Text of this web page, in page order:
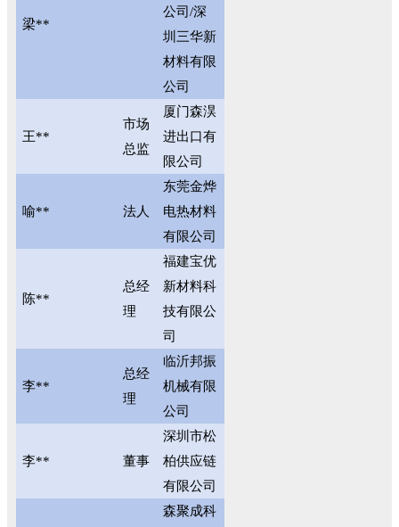
梁**
公司/深
圳三华新
材料有限
公司
王**
市场
总监
厦门森淏
进出口有
限公司
喻** 法人
东莞金烨
电热材料
有限公司
陈**
总经
理
福建宝优
新材料科
技有限公
司
李**
总经
理
临沂邦振
机械有限
公司
李** 董事
深圳市松
柏供应链
有限公司
森聚成科